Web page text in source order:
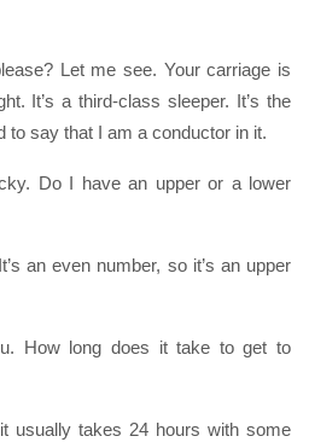
Let me see. Your carriage is
It’s a third-class sleeper. It’s the
to say that I am a conductor in it.
Do I have an upper or a lower
an even number, so it’s an upper
How long does it take to get to
usually takes 24 hours with some